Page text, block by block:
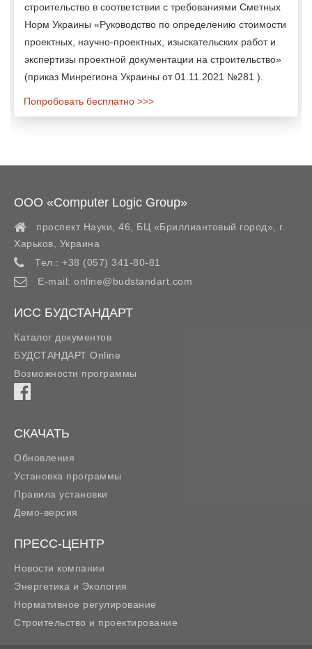
строительство в соответствии с требованиями Сметных
Норм Украины «Руководство по определению стоимости
проектных, научно-проектных, изыскательских работ и
экспертизы проектной документации на строительство»
(приказ Минрегиона Украины от 01.11.2021 №281 ).
Попробовать бесплатно >>>
ООО «Computer Logic Group»
проспект Науки, 46, БЦ «Бриллиантовый город»,
г.
Харьков
Украина
Тел.: +38 (057) 341-80-81
E-mail: online@budstandart.com
ИСС БУДСТАНДАРТ
Каталог документов
БУДСТАНДАРТ Online
Возможности программы
СКАЧАТЬ
Обновления
Установка программы
Правила установки
Демо-версия
ПРЕСС-ЦЕНТР
Новости компании
Энергетика и Экология
Нормативное регулирование
Строительство и проектирование